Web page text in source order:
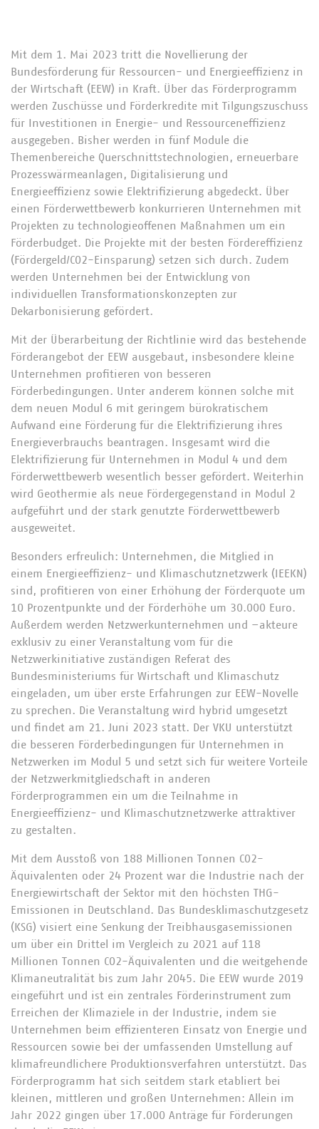
Mit dem 1. Mai 2023 tritt die Novellierung der
Bundesförderung für Ressourcen- und Energieeffizienz in
der Wirtschaft (EEW) in Kraft. Über das Förderprogramm
werden Zuschüsse und Förderkredite mit Tilgungszuschuss
für Investitionen in Energie- und Ressourceneffizienz
ausgegeben. Bisher werden in fünf Module die
Themenbereiche Querschnittstechnologien, erneuerbare
Prozesswärmeanlagen, Digitalisierung und
Energieeffizienz sowie Elektrifizierung abgedeckt. Über
einen Förderwettbewerb konkurrieren Unternehmen mit
Projekten zu technologieoffenen Maßnahmen um ein
Förderbudget. Die Projekte mit der besten Fördereffizienz
(Fördergeld/CO2-Einsparung) setzen sich durch. Zudem
werden Unternehmen bei der Entwicklung von
individuellen Transformationskonzepten zur
Dekarbonisierung gefördert.
Mit der Überarbeitung der Richtlinie wird das bestehende
Förderangebot der EEW ausgebaut, insbesondere kleine
Unternehmen profitieren von besseren
Förderbedingungen. Unter anderem können solche mit
dem neuen Modul 6 mit geringem bürokratischem
Aufwand eine Förderung für die Elektrifizierung ihres
Energieverbrauchs beantragen. Insgesamt wird die
Elektrifizierung für Unternehmen in Modul 4 und dem
Förderwettbewerb wesentlich besser gefördert. Weiterhin
wird Geothermie als neue Fördergegenstand in Modul 2
aufgeführt und der stark genutzte Förderwettbewerb
ausgeweitet.
Besonders erfreulich: Unternehmen, die Mitglied in
einem Energieeffizienz- und Klimaschutznetzwerk (IEEKN)
sind, profitieren von einer Erhöhung der Förderquote um
10 Prozentpunkte und der Förderhöhe um 30.000 Euro.
Außerdem werden Netzwerkunternehmen und –akteure
exklusiv zu einer Veranstaltung vom für die
Netzwerkinitiative zuständigen Referat des
Bundesministeriums für Wirtschaft und Klimaschutz
eingeladen, um über erste Erfahrungen zur EEW-Novelle
zu sprechen. Die Veranstaltung wird hybrid umgesetzt
und findet am 21. Juni 2023 statt. Der VKU unterstützt
die besseren Förderbedingungen für Unternehmen in
Netzwerken im Modul 5 und setzt sich für weitere Vorteile
der Netzwerkmitgliedschaft in anderen
Förderprogrammen ein um die Teilnahme in
Energieeffizienz- und Klimaschutznetzwerke attraktiver
zu gestalten.
Mit dem Ausstoß von 188 Millionen Tonnen CO2-
Äquivalenten oder 24 Prozent war die Industrie nach der
Energiewirtschaft der Sektor mit den höchsten THG-
Emissionen in Deutschland. Das Bundesklimaschutzgesetz
(KSG) visiert eine Senkung der Treibhausgasemissionen
um über ein Drittel im Vergleich zu 2021 auf 118
Millionen Tonnen CO2-Äquivalenten und die weitgehende
Klimaneutralität bis zum Jahr 2045. Die EEW wurde 2019
eingeführt und ist ein zentrales Förderinstrument zum
Erreichen der Klimaziele in der Industrie, indem sie
Unternehmen beim effizienteren Einsatz von Energie und
Ressourcen sowie bei der umfassenden Umstellung auf
klimafreundlichere Produktionsverfahren unterstützt. Das
Förderprogramm hat sich seitdem stark etabliert bei
kleinen, mittleren und großen Unternehmen: Allein im
Jahr 2022 gingen über 17.000 Anträge für Förderungen